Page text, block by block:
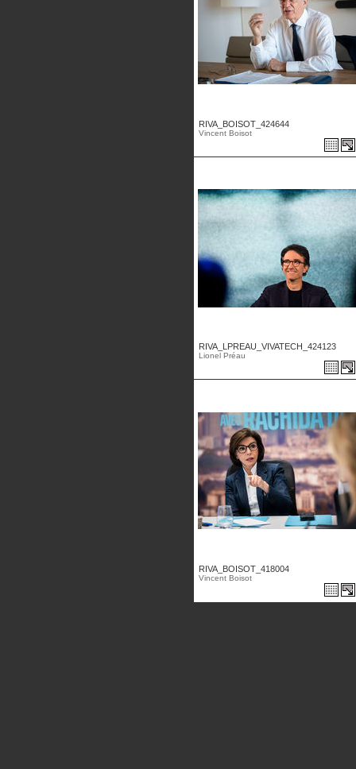
RIVA_BOISOT_424644
Vincent Boisot
RIVA_LPREAU_VIVATECH_424123
Lionel Préau
RIVA_BOISOT_418004
Vincent Boisot